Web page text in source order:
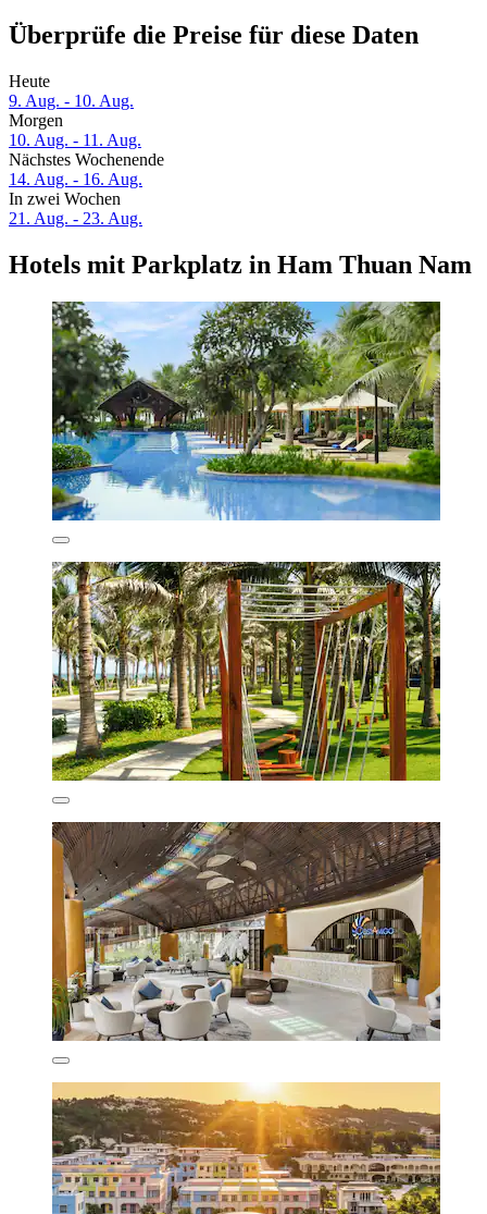
Überprüfe die Preise für diese Daten
Heute
9. Aug. - 10. Aug.
Morgen
10. Aug. - 11. Aug.
Nächstes Wochenende
14. Aug. - 16. Aug.
In zwei Wochen
21. Aug. - 23. Aug.
Hotels mit Parkplatz in Ham Thuan Nam